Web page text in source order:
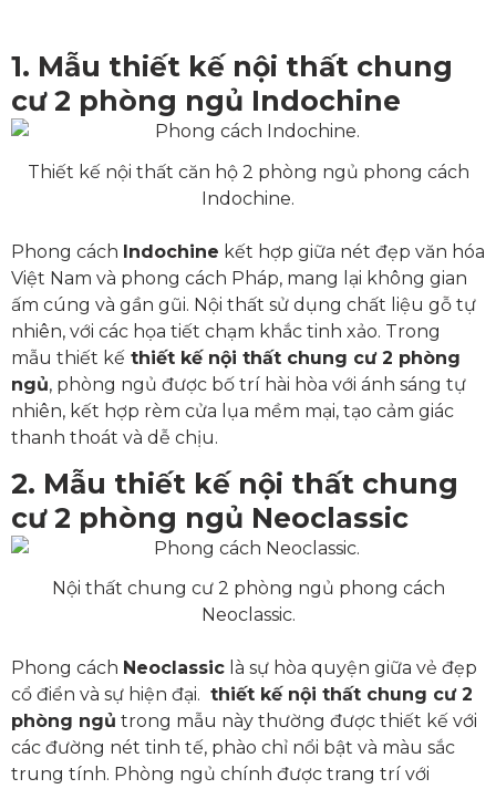
1. Mẫu thiết kế nội thất chung
cư 2 phòng ngủ Indochine
Thiết kế nội thất căn hộ 2 phòng ngủ phong cách
Indochine.
Phong cách Indochine kết hợp giữa nét đẹp văn hóa
Việt Nam và phong cách Pháp, mang lại không gian
ấm cúng và gần gũi. Nội thất sử dụng chất liệu gỗ tự
nhiên, với các họa tiết chạm khắc tinh xảo. Trong
mẫu thiết kế thiết kế nội thất chung cư 2 phòng
ngủ, phòng ngủ được bố trí hài hòa với ánh sáng tự
nhiên, kết hợp rèm cửa lụa mềm mại, tạo cảm giác
thanh thoát và dễ chịu.
2. Mẫu thiết kế nội thất chung
cư 2 phòng ngủ Neoclassic
Nội thất chung cư 2 phòng ngủ phong cách
Neoclassic.
Phong cách Neoclassic là sự hòa quyện giữa vẻ đẹp
cổ điển và sự hiện đại. thiết kế nội thất chung cư 2
phòng ngủ trong mẫu này thường được thiết kế với
các đường nét tinh tế, phào chỉ nổi bật và màu sắc
trung tính. Phòng ngủ chính được trang trí với